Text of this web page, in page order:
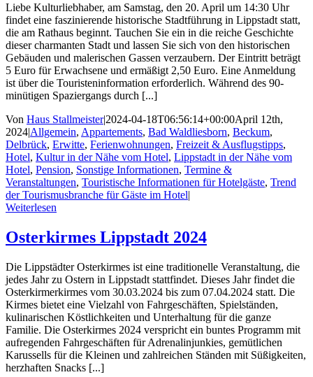
Liebe Kulturliebhaber, am Samstag, den 20. April um 14:30 Uhr
findet eine faszinierende historische Stadtführung in Lippstadt statt,
die am Rathaus beginnt. Tauchen Sie ein in die reiche Geschichte
dieser charmanten Stadt und lassen Sie sich von den historischen
Gebäuden und malerischen Gassen verzaubern. Der Eintritt beträgt
5 Euro für Erwachsene und ermäßigt 2,50 Euro. Eine Anmeldung
ist über die Touristeninformation erforderlich. Während des 90-
minütigen Spaziergangs durch [...]
Von Haus Stallmeister|2024-04-18T06:56:14+00:00April 12th,
2024|Allgemein, Appartements, Bad Waldliesborn, Beckum,
Delbrück, Erwitte, Ferienwohnungen, Freizeit & Ausflugstipps,
Hotel, Kultur in der Nähe vom Hotel, Lippstadt in der Nähe vom
Hotel, Pension, Sonstige Informationen, Termine &
Veranstaltungen, Touristische Informationen für Hotelgäste, Trend
der Tourismusbranche für Gäste im Hotel|
Weiterlesen
Osterkirmes Lippstadt 2024
Die Lippstädter Osterkirmes ist eine traditionelle Veranstaltung, die
jedes Jahr zu Ostern in Lippstadt stattfindet. Dieses Jahr findet die
Osterkirmerkirmes vom 30.03.2024 bis zum 07.04.2024 statt. Die
Kirmes bietet eine Vielzahl von Fahrgeschäften, Spielständen,
kulinarischen Köstlichkeiten und Unterhaltung für die ganze
Familie. Die Osterkirmes 2024 verspricht ein buntes Programm mit
aufregenden Fahrgeschäften für Adrenalinjunkies, gemütlichen
Karussells für die Kleinen und zahlreichen Ständen mit Süßigkeiten,
herzhaften Snacks [...]